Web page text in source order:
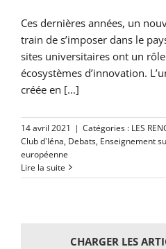
Ces dernières années, un
train de s’imposer dans le
sites universitaires ont un
écosystèmes d’innovation.
créée en [...]
14 avril 2021 | Catégories : LES
Club d'Iéna, Debats, Enseignement
européenne
Lire la suite
CHARGER LES